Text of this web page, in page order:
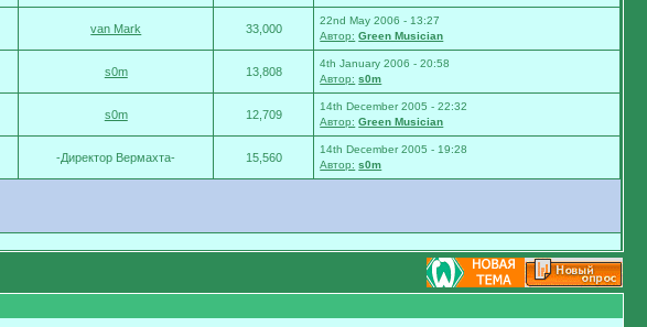
van Mark 33,000
22nd May 2006 - 13:27
Автор: Green Musician
s0m 13,808
4th January 2006 - 20:58
Автор: s0m
s0m 12,709
14th December 2005 - 22:32
Автор: Green Musician
-Директор Вермахта- 15,560
14th December 2005 - 19:28
Автор: s0m